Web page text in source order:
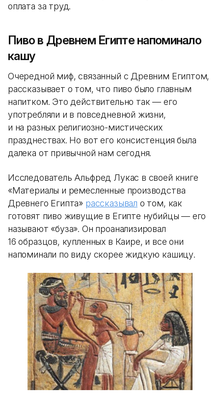
оплата за труд.
Пиво в Древнем Египте напоминало
кашу
Очередной миф, связанный с Древним Египтом,
рассказывает о том, что пиво было главным
напитком. Это действительно так — его
употребляли и в повседневной жизни,
и на разных религиозно-мистических
празднествах. Но вот его консистенция была
далека от привычной нам сегодня.
Исследователь Альфред Лукас в своей книге
«Материалы и ремесленные производства
Древнего Египта» рассказывал о том, как
готовят пиво живущие в Египте нубийцы — его
называют «буза». Он проанализировал
16 образцов, купленных в Каире, и все они
напоминали по виду скорее жидкую кашицу.